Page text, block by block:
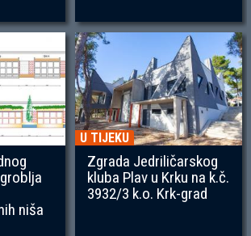
niša
U TIJEKU
Zgrada Jedriličarskog
kluba Plav u Krku na k.č.
3932/3 k.o. Krk-grad